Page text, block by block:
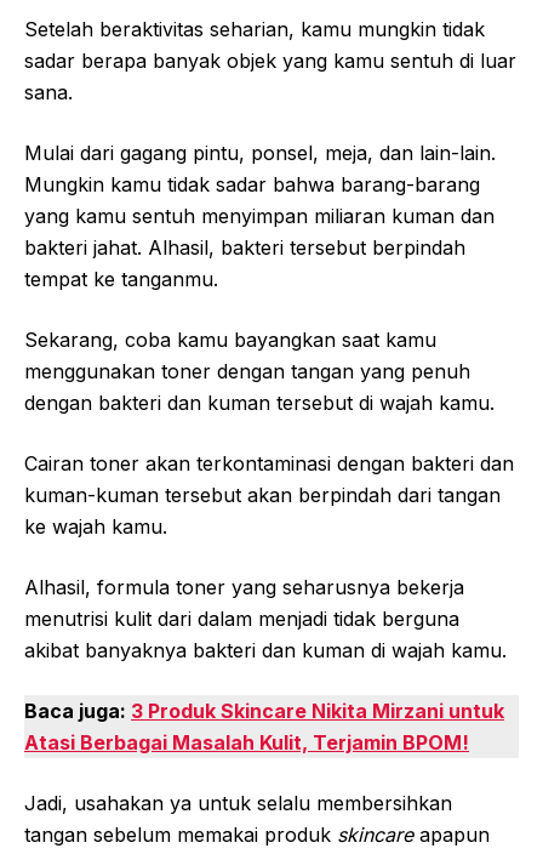
Setelah beraktivitas seharian, kamu mungkin tidak
sadar berapa banyak objek yang kamu sentuh di luar
sana.
Mulai dari gagang pintu, ponsel, meja, dan lain-lain.
Mungkin kamu tidak sadar bahwa barang-barang
yang kamu sentuh menyimpan miliaran kuman dan
bakteri jahat. Alhasil, bakteri tersebut berpindah
tempat ke tanganmu.
Sekarang, coba kamu bayangkan saat kamu
menggunakan toner dengan tangan yang penuh
dengan bakteri dan kuman tersebut di wajah kamu.
Cairan toner akan terkontaminasi dengan bakteri dan
kuman-kuman tersebut akan berpindah dari tangan
ke wajah kamu.
Alhasil, formula toner yang seharusnya bekerja
menutrisi kulit dari dalam menjadi tidak berguna
akibat banyaknya bakteri dan kuman di wajah kamu.
Baca juga: 3 Produk Skincare Nikita Mirzani untuk
Atasi Berbagai Masalah Kulit, Terjamin BPOM!
Jadi, usahakan ya untuk selalu membersihkan
tangan sebelum memakai produk skincareapapun